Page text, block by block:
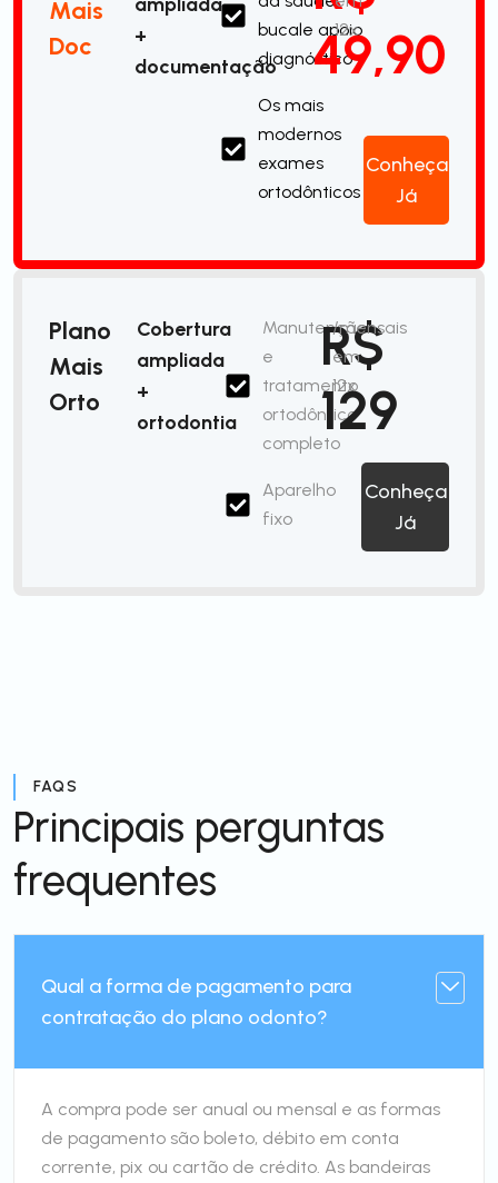
Mais
Doc
+
documentação
bucale apoio
diagnóstico
Os mais
modernos
exames
ortodônticos
49,90
12x
Conheça
Já
Plano
Mais
Orto
Cobertura
ampliada
+
ortodontia
Manutenção
e
tratamento
ortodôntico
completo
Aparelho
fixo
R$
129
/mensais
em
12x
Conheça
Já
FAQS
Principais perguntas
frequentes
Qual a forma de pagamento para
contratação do plano odonto?
A compra pode ser anual ou mensal e as formas
de pagamento são boleto, débito em conta
corrente, pix ou cartão de crédito. As bandeiras